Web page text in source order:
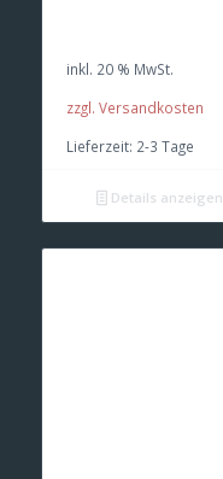
€ 52,00
inkl. 20 % MwSt.
zzgl. Versandkosten
Lieferzeit: 2-3 Tage
Details anzeigen